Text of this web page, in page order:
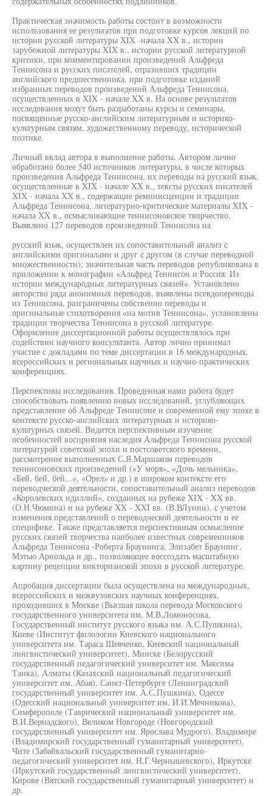
Практическая значимость работы состоит в возможности
использования ее результатов при подготовке курсов лекций по
истории русской литературы XIX -начала XX в., истории
зарубежной литературы XIX в., истории русской литературной
критики, при комментировании произведений Альфреда
Теннисона и русских писателей, отразивших традиции
английского предшественника, при подготовке изданий
избранных переводов произведений Альфреда Теннисона,
осуществленных в XIX - начале XX в. На основе результатов
исследования мохут быть разработаны курсы и семинары,
посвященные русско-английским литературным и историко-
культурным связям, художественному переводу, исторической
поэтике.
Личный вклад автора в выполнение работы. Автором лично
обработано более 540 источников литературы, в числе которых
произведения Альфреда Теннисона, их переводы на русский язык,
осуществленные в XIX - начале XX в., тексты русских писателей
XIX - начала XX в., содержащие реминисценции и традиции
Альфреда Теннисона, литературно-критические материалы XIX -
начала XX в., осмысливающие теннисоновское творчество.
Выявлено 127 переводов произведений Теннисона на
русский язык, осуществлен их сопоставительный анализ с
английскими оригиналами и друг с другом (в случае переводной
множественности); значительная часть переводов републикована в
приложении к монографии «Альфред Теннисон и Россия: Из
истории международных литературных связей». Установлено
авторство ряда анонимных переводов, выявлены псевдопереводы
из Теннисона, разграничены собственно переводы и
оригинальные стихотворения «на мотив Теннисона», установлены
традиции творчества Теннисона в русской литературе.
Оформление диссертационной работы осуществлялось при
содействии научного консультанта. Автор лично принимал
участие с докладами по теме диссертации в 16 международных,
всероссийских и региональных научных и научно-практических
конференциях.
Перспективы исследования. Проведенная нами работа будет
способствовать появлению новых исследований, углубляющих
представление об Альфреде Теннисоне и современной ему эпохе в
контексте русско-английских литературных и историко-
культурных связей. Видится перспективным изучение
особенностей восприятия наследия Альфреда Теннисона русской
литературой советской эпохи и постсоветского времени,
рассмотрение выполненных С.Я.Маршаком переводов
теннисоновских произведений («У моря», «Дочь мельника»,
«Бей, бей, бей...», «Орел» и др.) в широком контексте его
переводческой деятельности, сопоставительный анализ переводов
«Королевских идиллий», созданных на рубеже XIX - XX вв.
(О.Н.Чюмина) и на рубеже XX - XXI вв. (В.ВЛунин), с учетом
изменения представлений о переводческой деятельности и ее
специфике. Также представляется перспективным осмысление
русских связей творчества наиболее известных современников
Альфреда Теннисона -Роберта Браунинга, Элизабет Браунинг,
Мэтью Арнольда и др., позволяющее воссоздать масштабную
картину рецепции викторианской эпохи в русской литературе.
Апробация диссертации была осуществлена на международных,
всероссийских и межвузовских научных конференциях,
проходивших в Москве (Высшая школа перевода Московского
государственного университета им. М.В.Ломоносова,
Государственный институт русского языка им. А.С.Пушкина),
Киеве (Институт филологии Киевского национального
университета им. Тараса Шевченко, Киевский национальный
лингвистический университет), Минске (Белорусский
государственный педагогический университет им. Максима
Танка), Алматы (Казахский национальный педагогический
университет им. Абая), Санкт-Петербурге (Ленинградский
государственный университет им. А.С.Пушкина), Одессе
(Одесский национальный университет им. И.И.Мечникова),
Симферополе (Таврический национальный университет им.
В.И.Вернадского), Великом Новгороде (Новгородский
государственный университет им. Ярослава Мудрого), Владимире
(Владимирский государственный гуманитарный университет),
Чите (Забайкальский государственный гуманитарно-
педагогический университет им. Н.Г.Чернышевского), Иркутске
(Иркутский государственный лингвистический университет),
Кирове (Вятский государственный гуманитарный университет) и
др.